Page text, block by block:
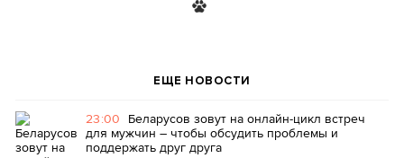
ЕЩЕ НОВОСТИ
23:00 Беларусов зовут на онлайн-цикл встреч
для мужчин – чтобы обсудить проблемы и
поддержать друг друга